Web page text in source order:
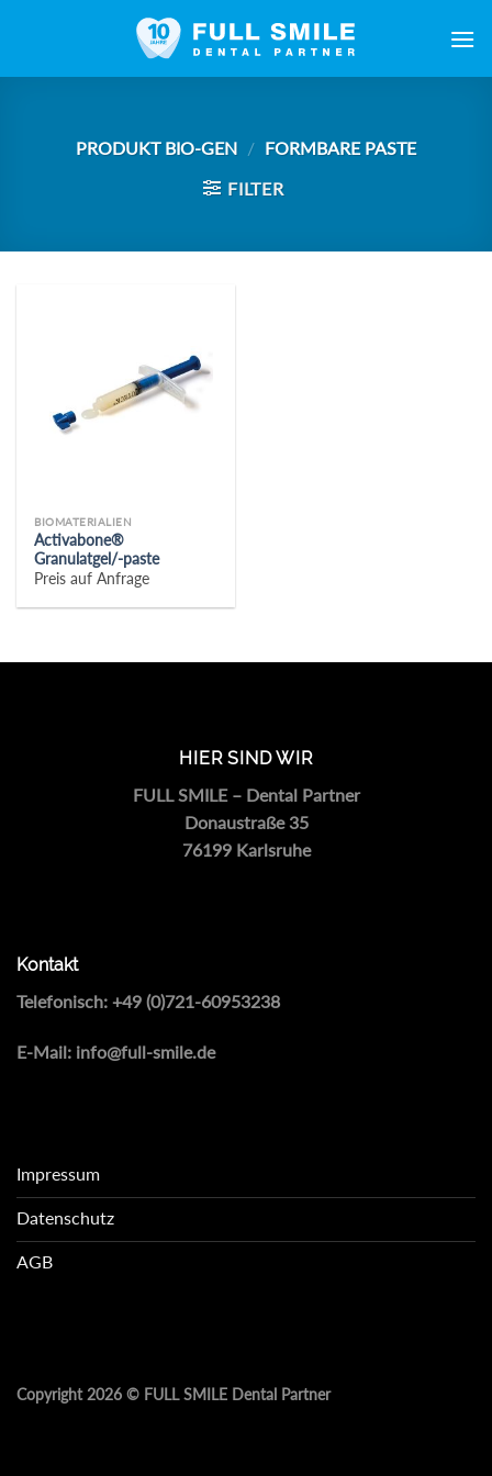
PRODUKT BIO-GEN / FORMBARE PASTE
FILTER
BIOMATERIALIEN
Activabone®
Granulatgel/-paste
Preis auf Anfrage
HIER SIND WIR
FULL SMILE – Dental Partner
Donaustraße 35
76199 Karlsruhe
Kontakt
Telefonisch: +49 (0)721-60953238
E-Mail: info@full-smile.de
Impressum
Datenschutz
AGB
Copyright 2026 © FULL SMILE Dental Partner